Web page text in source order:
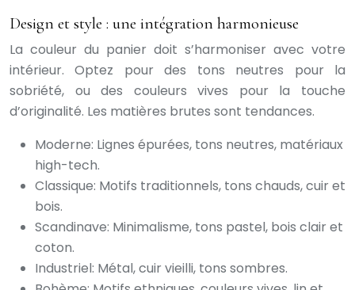
Design et style : une intégration harmonieuse
La couleur du panier doit s’harmoniser avec votre
intérieur. Optez pour des tons neutres pour la
sobriété, ou des couleurs vives pour la touche
d’originalité. Les matières brutes sont tendances.
Moderne: Lignes épurées, tons neutres, matériaux
high-tech.
Classique: Motifs traditionnels, tons chauds, cuir et
bois.
Scandinave: Minimalisme, tons pastel, bois clair et
coton.
Industriel: Métal, cuir vieilli, tons sombres.